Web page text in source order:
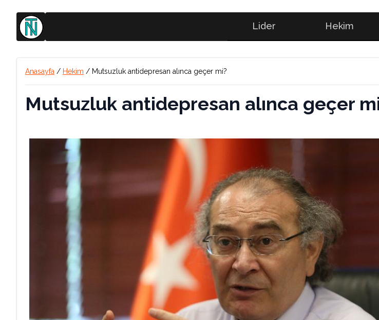
Lider Hekim
Anasayfa / Hekim / Mutsuzluk antidepresan alınca geçer mi?
Mutsuzluk antidepresan alınca geçer